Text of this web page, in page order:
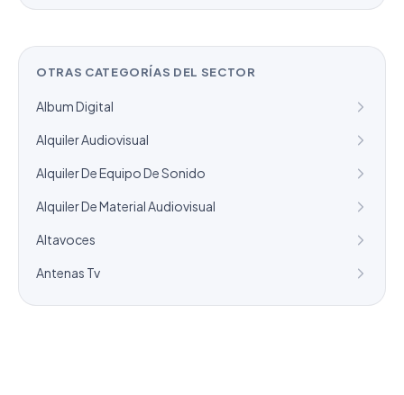
OTRAS CATEGORÍAS DEL SECTOR
Album Digital
Alquiler Audiovisual
Alquiler De Equipo De Sonido
Alquiler De Material Audiovisual
Altavoces
Antenas Tv